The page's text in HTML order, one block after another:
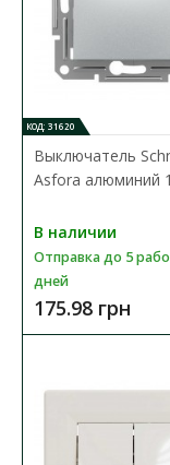
Выключатель
Доступность:
238.38 грн
КОД: 31620
Выключатель
Asfora алюминий
В наличии
Отправка до 5
дней
175.98 грн